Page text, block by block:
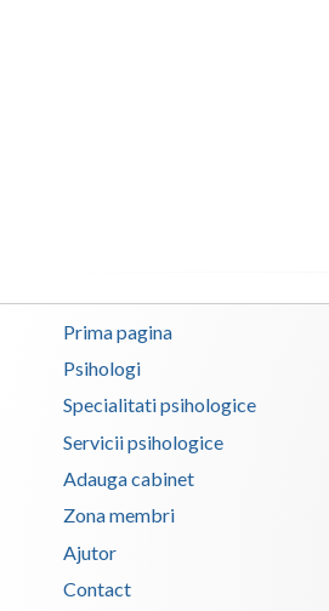
Prima pagina
Psihologi
Specialitati psihologice
Servicii psihologice
Adauga cabinet
Zona membri
Ajutor
Contact